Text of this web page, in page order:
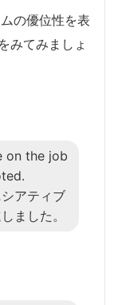
の優位性を表
みてみましょ
on the job
アティブ
ました。